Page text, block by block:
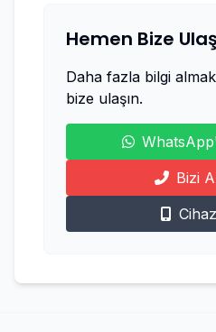
Hemen Bize
Daha fazla bilgi
bize ulaşın.
Bizi